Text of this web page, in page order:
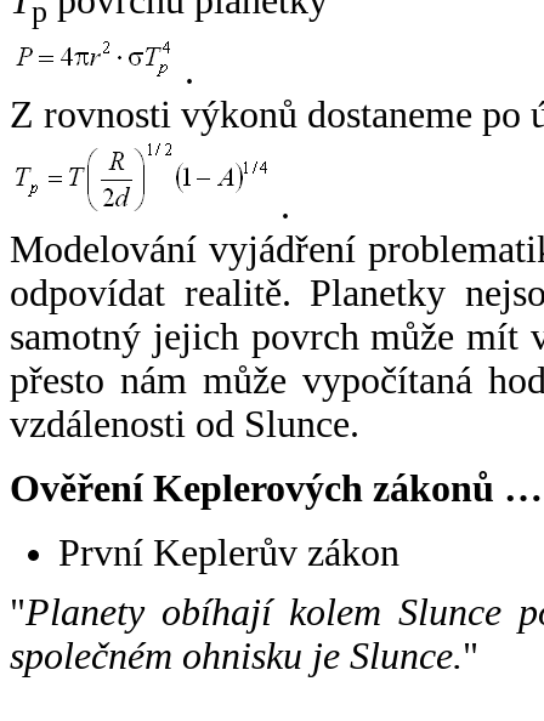
p
.
Z rovnosti výkonů dostaneme po
.
Modelování vyjádření
odpovídat realitě. Planetky
samotný jejich povrch může mít
přesto nám může vypočítaná
vzdálenosti od Slunce.
Ověření Keplerových zákonů …
První Keplerův zákon
"Planety obíhají kolem Slunce
společném ohnisku je Slunce."